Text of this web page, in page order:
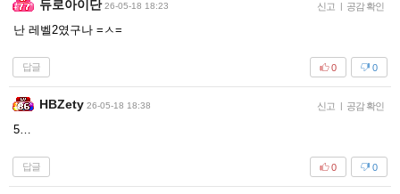
듀로아이단 26-05-18 18:23 신고 | 공감 확인
난 레벨2였구나 =ㅅ=
답글 0
0
HBZety 26-05-18 18:38 신고 | 공감 확인
5…
답글 0
0